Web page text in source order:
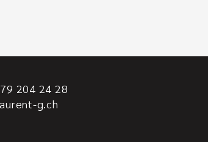
204 24 28
g.ch